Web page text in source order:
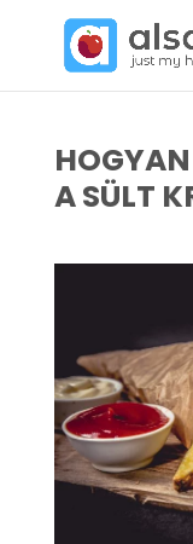
HOGYAN
A SÜLT